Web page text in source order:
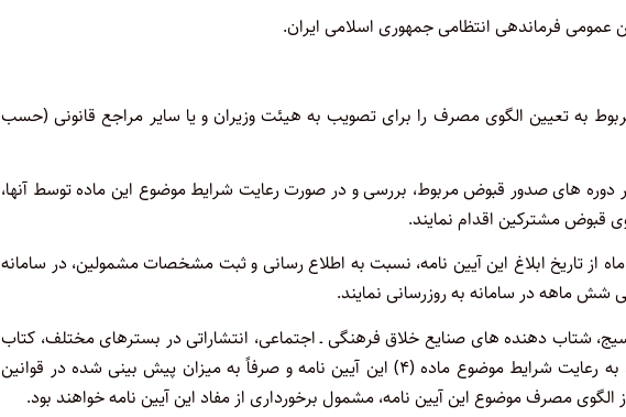
مربوط به تعیین الگوی مصرف را برای تصویب به هیئت وزیران و یا سایر مراجع قانونی (حسب
دوره های صدور قبوض مربوط، بررسی و در صورت رعایت شرایط موضوع این ماده توسط آنها،
قبوض مشترکین اقدام نمایند.
تاریخ ابلاغ این آیین نامه، نسبت به اطلاع رسانی و ثبت مشخصات مشمولین، در سامانه
شش ماهه در سامانه به روزرسانی نمایند.
شتاب دهنده های صنایع خلاق فرهنگی ـ اجتماعی، انتشاراتی در بسترهای مختلف، کتاب
فروشی ها و سالن های نمایش فیلم و تئاتر نیز منوط به رعایت شرایط موضوع ماده (۴) این آیین نامه و صرفاً به میزان پیش بینی شده در قوانین
الگوی مصرف موضوع این آیین نامه، مشمول برخورداری از مفاد این آیین نامه خواهند بود.